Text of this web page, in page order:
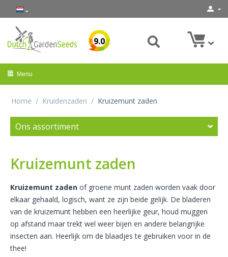
9.0
Menu
Home / Kruidenzaden / Kruizemunt zaden
Ons assortiment
Kruizemunt zaden
Kruizemunt zaden of groene munt zaden worden vaak door
elkaar gehaald, logisch, want ze zijn beide gelijk. De bladeren
van de kruizemunt hebben een heerlijke geur, houd muggen
op afstand maar trekt wel weer bijen en andere belangrijke
insecten aan. Heerlijk om de blaadjes te gebruiken voor in de
thee!